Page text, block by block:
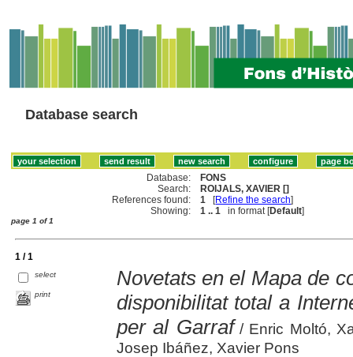
Database search
Database:
FONS
Search:
ROIJALS, XAVIER []
References found:
1 [Refine the search]
Showing:
1 .. 1 in format [Default]
page 1 of 1
1 / 1
select
print
Novetats en el Mapa de
disponibilitat total a
per al Garraf/ Enric Moltó,
Josep Ibáñez, Xavier Pons